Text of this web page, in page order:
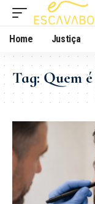
Home Justiça
Tag:Quem